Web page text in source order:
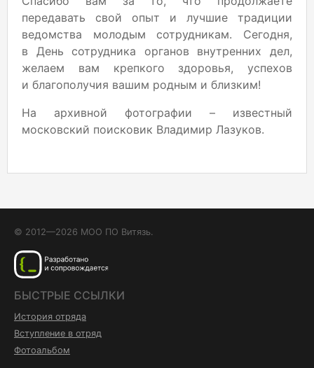
передавать свой опыт и лучшие традиции
ведомства молодым сотрудникам. Сегодня,
в День сотрудника органов внутренних дел,
желаем вам крепкого здоровья, успехов
и благополучия вашим родным и близким!
На архивной фотографии – известный
московский поисковик Владимир Лазуков.
© 2012—2026 МОО ПО Витязь.
БЫСТРЫЕ ССЫЛКИ
История отряда
Вступление в отряд
Фотоальбом